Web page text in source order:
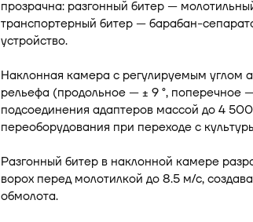
прозрачна: разгонный битер —
транспортерный битер — барабан-
устройство.
Наклонная камера с регулируемым углом
рельефа (продольное — ± 9 °, поперечное
подсоединения адаптеров массой до 4 500
переоборудования при переходе с
Разгонный битер в наклонной камере
ворох перед молотилкой до 8.5 м/с,
обмолота.